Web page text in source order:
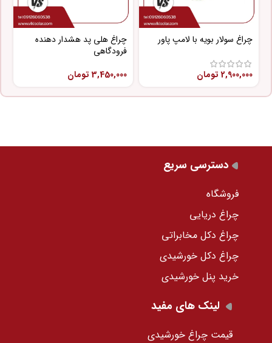
چراغ سولار بویه با لامپ پاور
2,900,000 تومان
چراغ هلی پد هشدار دهنده
فرودگاهی
3,450,000 تومان
دسترسی سریع
فروشگاه
چراغ دریایی
چراغ دکل مخابراتی
چراغ دکل خورشیدی
خرید پنل خورشیدی
لینک های مفید
قیمت چراغ خورشیدی